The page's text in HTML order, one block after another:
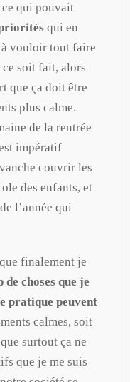
ce qui pouvait
qui en
à vouloir tout faire
soit fait, alors
que ça doit être
plus calme.
de la rentrée
impératif
couvrir les
des enfants, et
l’année qui
finalement je
de choses que je
pratique peuvent
calmes, soit
surtout ça ne
que je me suis